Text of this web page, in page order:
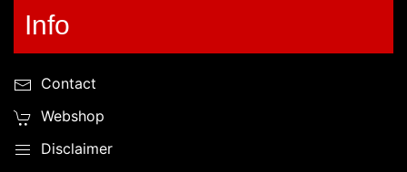
Info
Contact
Webshop
Disclaimer